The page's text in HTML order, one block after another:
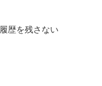
履歴を残さない